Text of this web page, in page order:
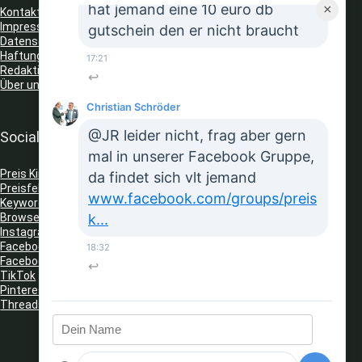
Kontakt
Impressum
Datenschutz
Haftungsausschluss
Redaktionelle Richtlinien
Über uns
Social Media
Preis King auf Telegram
Preisfehler Whats App Kanal
Keyword Tracker (Telegram)
Browser Erweiterungen: Gutschein Finder
Instagram
Facebook
Facebook Gruppe
TikTok
Pinterest
Threads
×
hat jemand eine 10 euro db
gutschein den er nicht braucht
17:21
↩
Christian Schröder
@JR leider nicht, frag aber gern
mal in unserer Facebook Gruppe,
da findet sich vlt jemand
www.facebook.com/groups/preis
k...
18:32
↩